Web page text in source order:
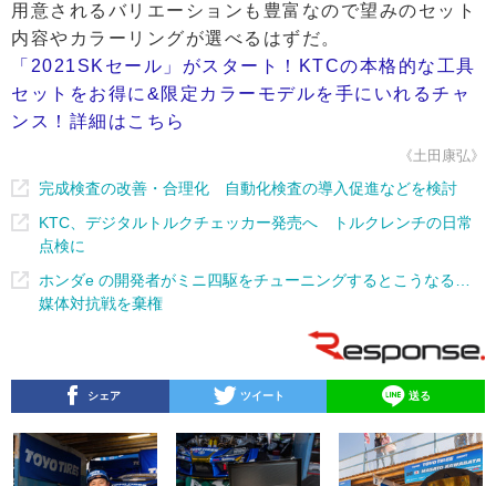
用意されるバリエーションも豊富なので望みのセット
内容やカラーリングが選べるはずだ。
「2021SKセール」がスタート！KTCの本格的な工具
セットをお得に&限定カラーモデルを手にいれるチャ
ンス！詳細はこちら
《土田康弘》
完成検査の改善・合理化 自動化検査の導入促進などを検討
KTC、デジタルトルクチェッカー発売へ トルクレンチの日常
点検に
ホンダe の開発者がミニ四駆をチューニングするとこうなる…
媒体対抗戦を棄権
シェア ツイート 送る